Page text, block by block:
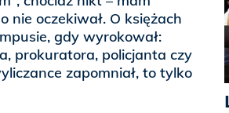
nie oczekiwał. O księżach
gdy wyrokował:
prokuratora, policjanta czy
zapomniał, to tylko